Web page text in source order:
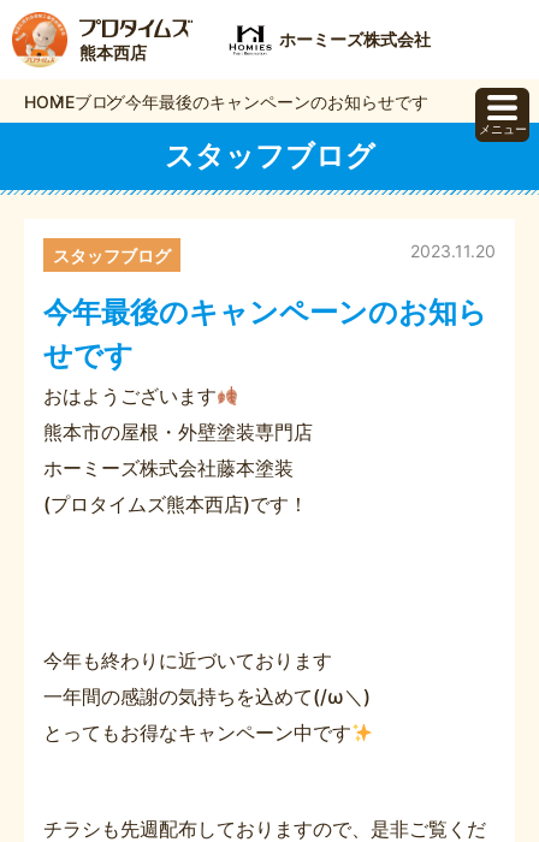
熊本西店
ホーミーズ株式会社
HOMEブログ今年最後のキャンペーンのお知らせです
スタッフブログ
今年最後のキャンペーンのお知ら
せです
2023.11.20
スタッフブログ
おはようございます
熊本市の屋根・外壁塗装専門店
ホーミーズ株式会社藤本塗装
(プロタイムズ熊本西店)です！
今年も終わりに近づいております
一年間の感謝の気持ちを込めて(/ω＼)
とってもお得なキャンペーン中です
チラシも先週配布しておりますので、是非ご覧くだ
メニュー